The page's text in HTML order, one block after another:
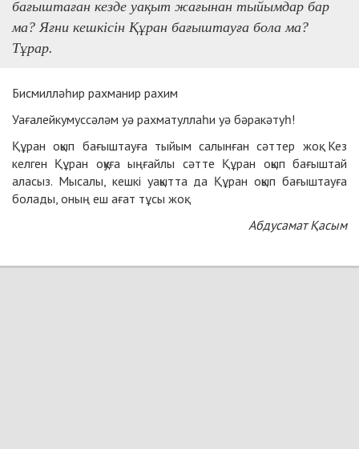
бағыштаған кезде уақыт жағынан тыйымдар бар
ма? Яғни кешкісін Құран бағыштауға бола ма?
Тұрар.
Бисмилләһир рахманир рахим
Уағалейкумуссәләм уә рахматуллаһи уә бәракәтуһ!
Құран оқып бағыштауға тыйым салынған сәттер жоқ. Кез
келген Құран оқуға ыңғайлы сәтте Құран оқып бағыштай
аласыз. Мысалы, кешкі уақытта да Құран оқып бағыштауға
болады, оның еш ағат тұсы жоқ.
Абдусамат Қасым